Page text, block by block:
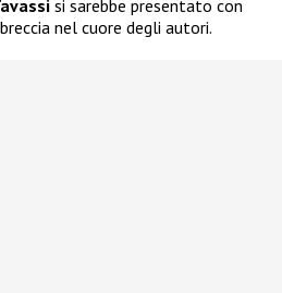
si sarebbe presentato con
nel cuore degli autori.